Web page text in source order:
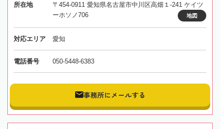
所在地
〒454-0911 愛知県名古屋市中川区高畑１-241 ケイツ
ーホソノ706
地図
対応エリア 愛知
電話番号 050-5448-6383
事務所にメールする